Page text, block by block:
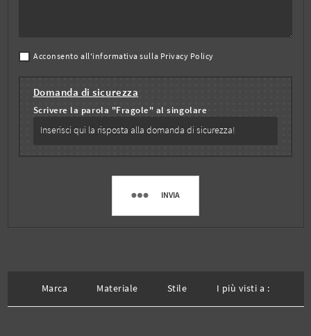
Acconsento all'informativa sulla Privacy Policy
Domanda di sicurezza
Scrivere la parola "Fragole" al singolare
INVIA
Marca Materiale Stile I più visti a :